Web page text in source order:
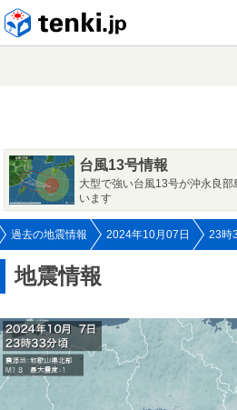
台風13号情報
大型で強い台風13号が沖永良
います
過去の地震情報 2024年10月07日 23時
地震情報